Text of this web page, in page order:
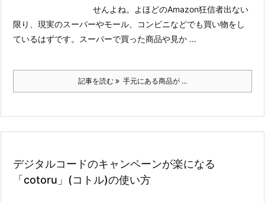
せんよね。よほどのAmazon狂信者出ない
限り、現実のスーパーやモール、コンビニなどでも買い物をし
ているはずです。
スーパーで買った商品や見か ...
記事を読む 手元にある商品が ...
デジタルコードのキャンペーンが楽になる
「cotoru」(コトル)の使い方